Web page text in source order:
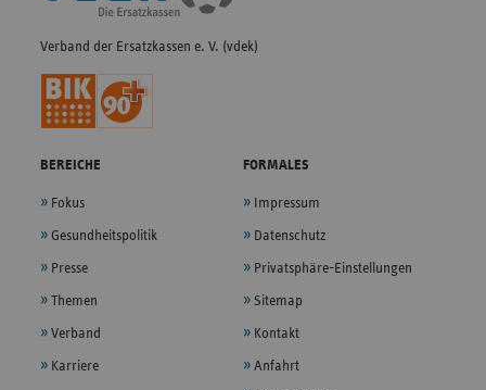
Verband der Ersatzkassen e. V. (vdek)
BEREICHE
Fokus
Gesundheitspolitik
Presse
Themen
Verband
Karriere
FORMALES
Impressum
Datenschutz
Privatsphäre-Einstellungen
Sitemap
Kontakt
Anfahrt